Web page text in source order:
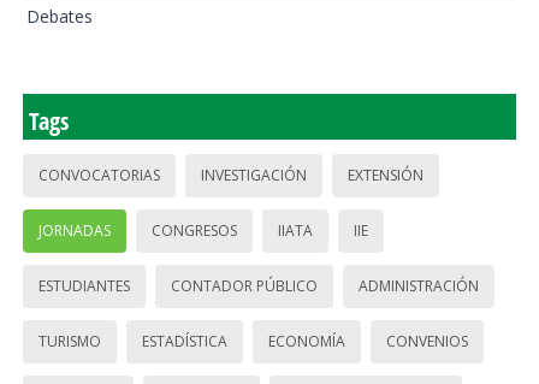
Debates
Tags
CONVOCATORIAS INVESTIGACIÓN EXTENSIÓN
JORNADAS CONGRESOS IIATA IIE
ESTUDIANTES CONTADOR PÚBLICO ADMINISTRACIÓN
TURISMO ESTADÍSTICA ECONOMÍA CONVENIOS